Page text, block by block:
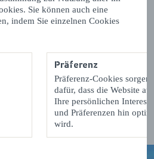
Sie können auch eine
indem Sie einzelnen Cookies
Präferenz
Präferenz-Cookies sorgen
dafür, dass die Website auf
Ihre persönlichen
und Präferenzen hin
wird.
Gemüse und Austern. Guten
Ursprung
in Zeeland